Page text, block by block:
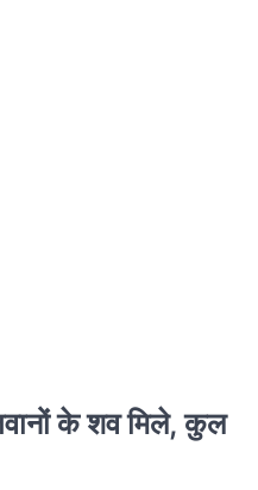
के शव मिले, कुल